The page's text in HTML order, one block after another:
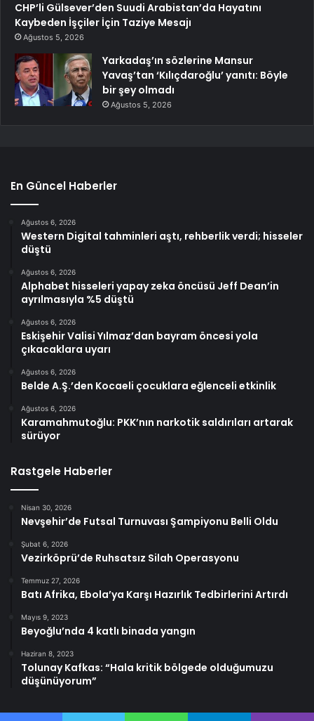
CHP’li Gülsever’den Suudi Arabistan’da Hayatını
Kaybeden İşçiler İçin Taziye Mesajı
Ağustos 5, 2026
Yarkadaş’ın sözlerine Mansur
Yavaş’tan ‘Kılıçdaroğlu’ yanıtı: Böyle
bir şey olmadı
Ağustos 5, 2026
En Güncel Haberler
Ağustos 6, 2026
Western Digital tahminleri aştı, rehberlik verdi; hisseler
düştü
Ağustos 6, 2026
Alphabet hisseleri yapay zeka öncüsü Jeff Dean’in
ayrılmasıyla %5 düştü
Ağustos 6, 2026
Eskişehir Valisi Yılmaz’dan bayram öncesi yola
çıkacaklara uyarı
Ağustos 6, 2026
Belde A.Ş.’den Kocaeli çocuklara eğlenceli etkinlik
Ağustos 6, 2026
Karamahmutoğlu: PKK’nın narkotik saldırıları artarak
sürüyor
Rastgele Haberler
Nisan 30, 2026
Nevşehir’de Futsal Turnuvası Şampiyonu Belli Oldu
Şubat 6, 2026
Vezirköprü’de Ruhsatsız Silah Operasyonu
Temmuz 27, 2026
Batı Afrika, Ebola’ya Karşı Hazırlık Tedbirlerini Artırdı
Mayıs 9, 2023
Beyoğlu’nda 4 katlı binada yangın
Haziran 8, 2023
Tolunay Kafkas: “Hala kritik bölgede olduğumuzu
düşünüyorum”